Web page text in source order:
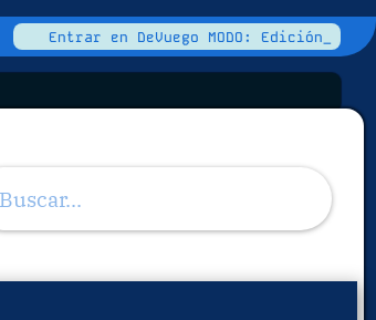
Entrar en DeVuego MODO: Edición_